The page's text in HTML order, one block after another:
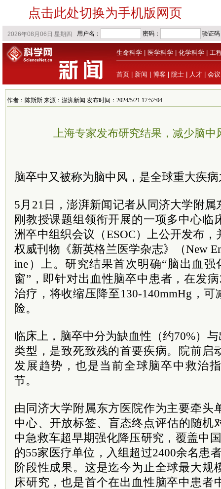
点击此处切换为手机版网页
生命科学 医学科学 化学科学 工
首页 新闻 博客 院士 人才 会议
作者：陈斯斯 来源：澎湃新闻 发布时间：2024/5/21 17:52:04
上海专家发布研究结果，减少脑中
脑卒中又被称为脑中风，是全球重大疾
5月21日，澎湃新闻记者从同济大学附
刚教授课题组领衔开展的一项多中心临
洲卒中组织会议（ESOC）上公开发布
权威刊物《新英格兰医学杂志》（New
ine）上。研究结果首次明确“脑出血
窗”，即针对出血性脑卒中患者，在发
治疗，将收缩压降至130-140mmHg，
险。
临床上，脑卒中分为缺血性（约70%）
类型，是致死致残的首要疾病。院前启
发展趋势，也是当前全球脑卒中救治
节。
由同济大学附属东方医院作为主要牵头
中心、开放标签、盲态终点评估的随
中急救车超早期强化降压研究，覆盖中
的55家医疗单位，入组超过2400余名患
阶段性成果。这是迄今为止全球最大规
床研究，也是首个在出血性脑卒中患者